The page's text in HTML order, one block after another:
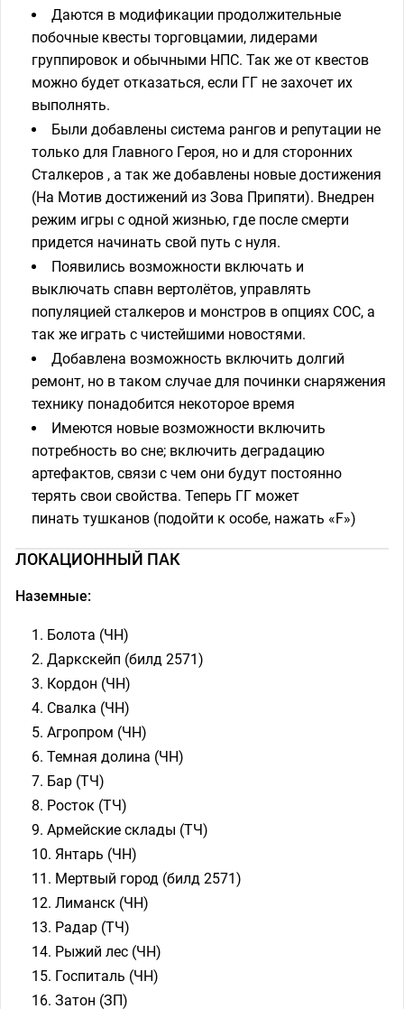
Даются в модификации продолжительные
побочные квесты торговцамии, лидерами
группировок и обычными НПС. Так же от квестов
можно будет отказаться, если ГГ не захочет их
выполнять.
Были добавлены система рангов и репутации не
только для Главного Героя, но и для сторонних
Сталкеров , а так же добавлены новые достижения
(На Мотив достижений из Зова Припяти). Внедрен
режим игры с одной жизнью, где после смерти
придется начинать свой путь с нуля.
Появились возможности включать и
выключать спавн вертолётов, управлять
популяцией сталкеров и монстров в опциях СОС, а
так же играть с чистейшими новостями.
Добавлена возможность включить долгий
ремонт, но в таком случае для починки снаряжения
технику понадобится некоторое время
Имеются новые возможности включить
потребность во сне; включить деградацию
артефактов, связи с чем они будут постоянно
терять свои свойства. Теперь ГГ может
пинать тушканов (подойти к особе, нажать «F»)
ЛОКАЦИОННЫЙ ПАК
Наземные:
Болота (ЧН)
Даркскейп (билд 2571)
Кордон (ЧН)
Свалка (ЧН)
Агропром (ЧН)
Темная долина (ЧН)
Бар (ТЧ)
Росток (ТЧ)
Армейские склады (ТЧ)
Янтарь (ЧН)
Мертвый город (билд 2571)
Лиманск (ЧН)
Радар (ТЧ)
Рыжий лес (ЧН)
Госпиталь (ЧН)
Затон (ЗП)